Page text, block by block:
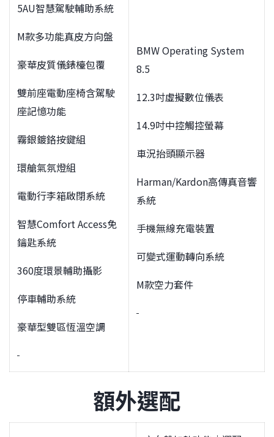
5AU智慧駕駛輔助系統
M款多功能真皮方向盤
豪華皮質儀錶檯包覆
雙前座電動座椅含駕駛
座記憶功能
霧銀鍍鉻按鍵組
環艙氣氛燈組
電動行李箱啟閉系統
智慧Comfort Access免
鑰匙系統
360度環景輔助攝影
停車輔助系統
豪華型雙區恆溫空調
BMW Operating System
8.5
12.3吋虛擬數位儀表
14.9吋中控觸控螢幕
車況抬頭顯示器
Harman/Kardon高傳真音響
系統
手機無線充電裝置
可變式運動轉向系統
M款空力套件
額外選配